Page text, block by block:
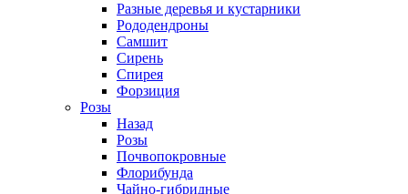
Разные деревья и кустарники
Рододендроны
Самшит
Сирень
Спирея
Форзиция
Розы
Назад
Розы
Почвопокровные
Флорибунда
Чайно-гибридные